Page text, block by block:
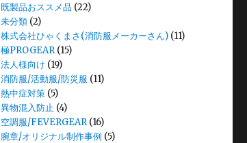
既製品おススメ品 (22)
未分類 (2)
株式会社ひゃくまさ(消防服メーカーさん) (11)
極PROGEAR(15)
法人様向け (19)
消防服/活動服/防災服 (11)
熱中症対策 (5)
異物混入防止 (4)
空調服/FEVERGEAR(16)
腕章/オリジナル制作事例 (5)